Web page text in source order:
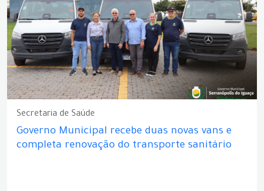
Secretaria de Saúde
Governo Municipal recebe duas novas vans e
completa renovação do transporte sanitário